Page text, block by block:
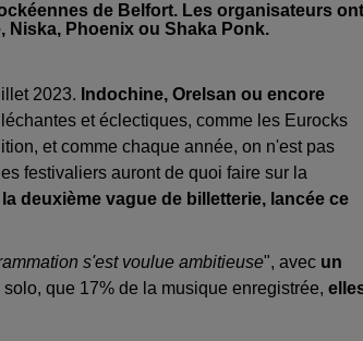
de Belfort. Les organisateurs ont
Niska, Phoenix ou Shaka Ponk.
2023. Indochine, Orelsan ou encore
et éclectiques, comme les Eurocks
et comme chaque année, on n'est pas
festivaliers auront de quoi faire sur la
deuxième vague de billetterie, lancée ce
s'est voulue ambitieuse", avec un
que 17% de la musique enregistrée,